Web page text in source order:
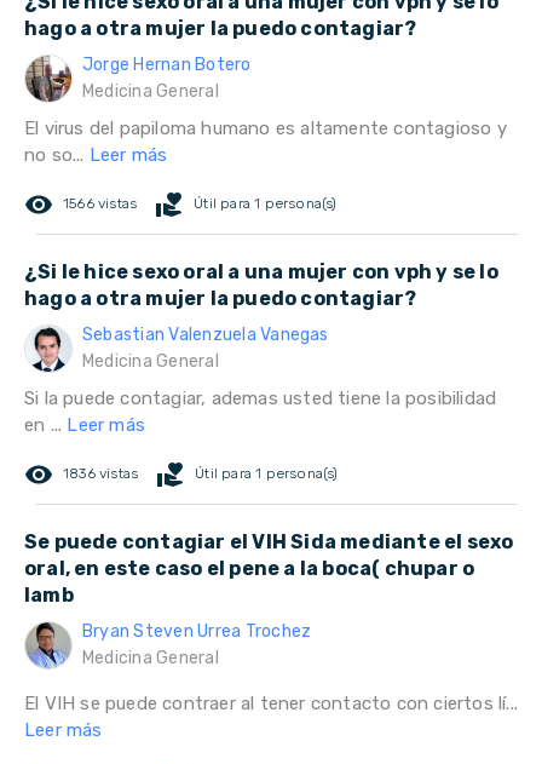
hago a otra mujer la puedo contagiar?
Jorge Hernan Botero
Medicina General
El virus del papiloma humano es altamente contagioso y
no so... Leer más
remove_red_eye 1566 vistas volunteer_activism Útil para 1 persona(s)
¿Si le hice sexo oral a una mujer con vph y se lo
hago a otra mujer la puedo contagiar?
Sebastian Valenzuela Vanegas
Medicina General
Si la puede contagiar, ademas usted tiene la posibilidad
en ... Leer más
remove_red_eye 1836 vistas volunteer_activism Útil para 1 persona(s)
Se puede contagiar el VIH Sida mediante el sexo
oral, en este caso el pene a la boca( chupar o
lamb
Bryan Steven Urrea Trochez
Medicina General
El VIH se puede contraer al tener contacto con ciertos lí...
Leer más